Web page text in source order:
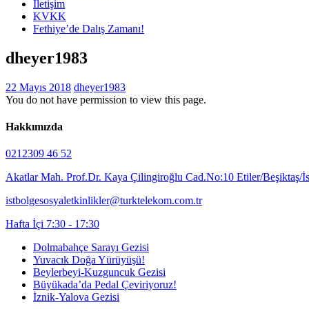
İletişim
KVKK
Fethiye’de Dalış Zamanı!
dheyer1983
22 Mayıs 2018 dheyer1983
You do not have permission to view this page.
Hakkımızda
0212309 46 52
Akatlar Mah. Prof.Dr. Kaya Çilingiroğlu Cad.No:10 Etiler/Beşiktaş/
istbolgesosyaletkinlikler@turktelekom.com.tr
Hafta İçi 7:30 - 17:30
Dolmabahçe Sarayı Gezisi
Yuvacık Doğa Yürüyüşü!
Beylerbeyi-Kuzguncuk Gezisi
Büyükada’da Pedal Çeviriyoruz!
İznik-Yalova Gezisi